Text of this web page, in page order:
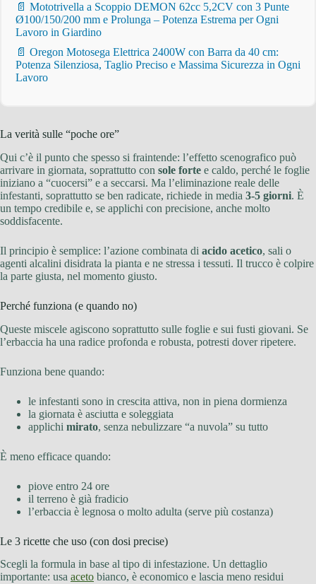
📄 Mototrivella a Scoppio DEMON 62cc 5,2CV con 3 Punte
Ø100/150/200 mm e Prolunga – Potenza Estrema per Ogni
Lavoro in Giardino
📄 Oregon Motosega Elettrica 2400W con Barra da 40 cm:
Potenza Silenziosa, Taglio Preciso e Massima Sicurezza in Ogni
Lavoro
La verità sulle “poche ore”
Qui c’è il punto che spesso si fraintende: l’effetto scenografico può
arrivare in giornata, soprattutto con sole forte e caldo, perché le foglie
iniziano a “cuocersi” e a seccarsi. Ma l’eliminazione reale delle
infestanti, soprattutto se ben radicate, richiede in media 3-5 giorni. È
un tempo credibile e, se applichi con precisione, anche molto
soddisfacente.
Il principio è semplice: l’azione combinata di acido acetico, sali o
agenti alcalini disidrata la pianta e ne stressa i tessuti. Il trucco è colpire
la parte giusta, nel momento giusto.
Perché funziona (e quando no)
Queste miscele agiscono soprattutto sulle foglie e sui fusti giovani. Se
l’erbaccia ha una radice profonda e robusta, potresti dover ripetere.
Funziona bene quando:
le infestanti sono in crescita attiva, non in piena dormienza
la giornata è asciutta e soleggiata
applichi mirato, senza nebulizzare “a nuvola” su tutto
È meno efficace quando:
piove entro 24 ore
il terreno è già fradicio
l’erbaccia è legnosa o molto adulta (serve più costanza)
Le 3 ricette che uso (con dosi precise)
Scegli la formula in base al tipo di infestazione. Un dettaglio
importante: usa aceto bianco, è economico e lascia meno residui